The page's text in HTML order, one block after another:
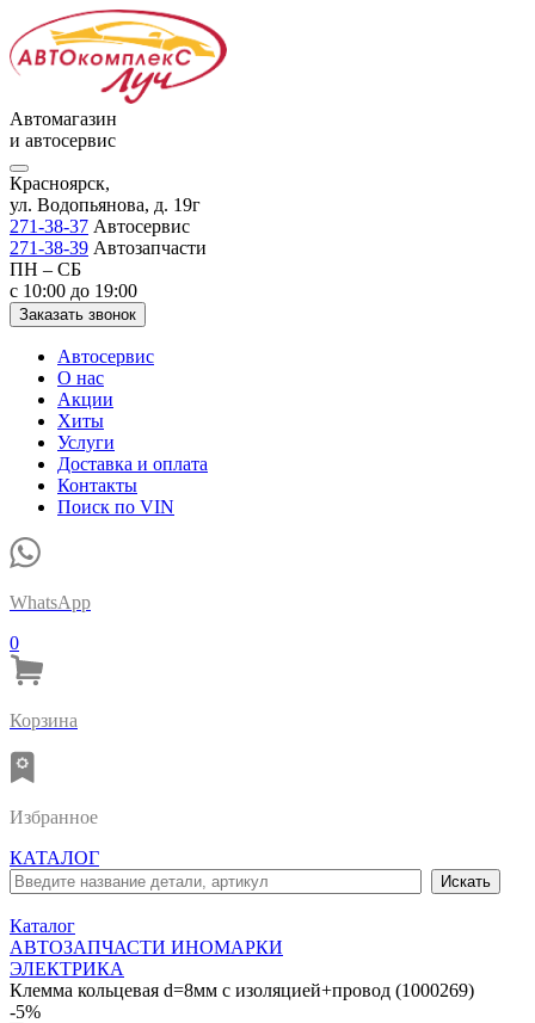
Автомагазин
и автосервис
Красноярск,
ул. Водопьянова, д. 19г
271-38-37 Автосервис
271-38-39 Автозапчасти
ПН – СБ
с 10:00 до 19:00
Заказать звонок
Автосервис
О нас
Акции
Хиты
Услуги
Доставка и оплата
Контакты
Поиск по VIN
WhatsApp
0
Корзина
Избранное
КАТАЛОГ
Каталог
АВТОЗАПЧАСТИ ИНОМАРКИ
ЭЛЕКТРИКА
Клемма кольцевая d=8мм с изоляцией+провод (1000269)
-5%